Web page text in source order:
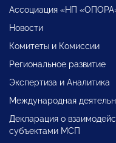
Ассоциация «НП
Новости
Комитеты и Комиссии
Региональное развитие
Экспертиза и Аналитика
Международная
Декларация о
субъектами МСП